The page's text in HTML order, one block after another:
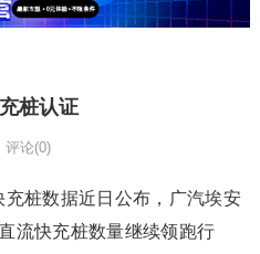
桩认证
评论(0)
桩数据近日公布，广汽埃安
流快充桩数量继续领跑行